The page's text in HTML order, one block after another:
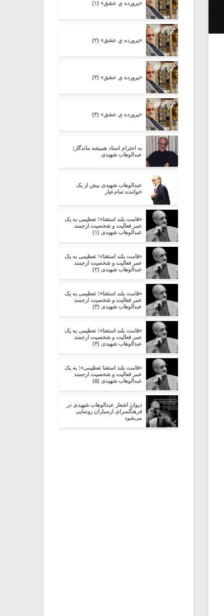
«پرورده یِ عشق» (۱)
«پرورده یِ عشق» (۲)
«پرورده یِ عشق» (۳)
«پرورده یِ عشق» (۴)
به احترام استاد همیشه ماندگار:
عبدالوهاب شهیدی
عبدالوهاب شهیدی بیش از یک
خواننده تمام‌عیار
«قامت بلند استغنا»؛ تعظیمی به یک
عمر فعالیت و شخصیت ارجمند
عبدالوهاب شهیدی (۱)
«قامت بلند استغنا»؛ تعظیمی به یک
عمر فعالیت و شخصیت ارجمند
عبدالوهاب شهیدی (۲)
«قامت بلند استغنا»؛ تعظیمی به یک
عمر فعالیت و شخصیت ارجمند
عبدالوهاب شهیدی (۳)
«قامت بلند استغنا»؛ تعظیمی به یک
عمر فعالیت و شخصیت ارجمند
عبدالوهاب شهیدی (۴)
«قامت بلند استغنا تعظیمی»؛ به یک
عمر فعالیت و شخصیت ارجمند
عبدالوهاب شهیدی (۵)
دیوان اشعار عبدالوهاب شهیدی در
فرهنگسرای ارسباران رونمایی
می‌شود